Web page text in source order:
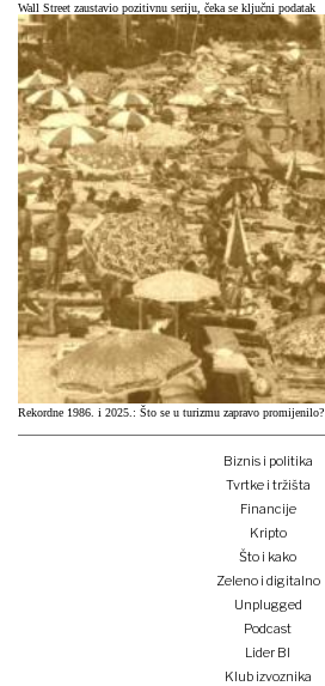
Wall Street zaustavio pozitivnu seriju, čeka se ključni podatak
Rekordne 1986. i 2025.: Što se u turizmu zapravo promijenilo?
Biznis i politika
Tvrtke i tržišta
Financije
Kripto
Što i kako
Zeleno i digitalno
Unplugged
Podcast
Lider BI
Klub izvoznika